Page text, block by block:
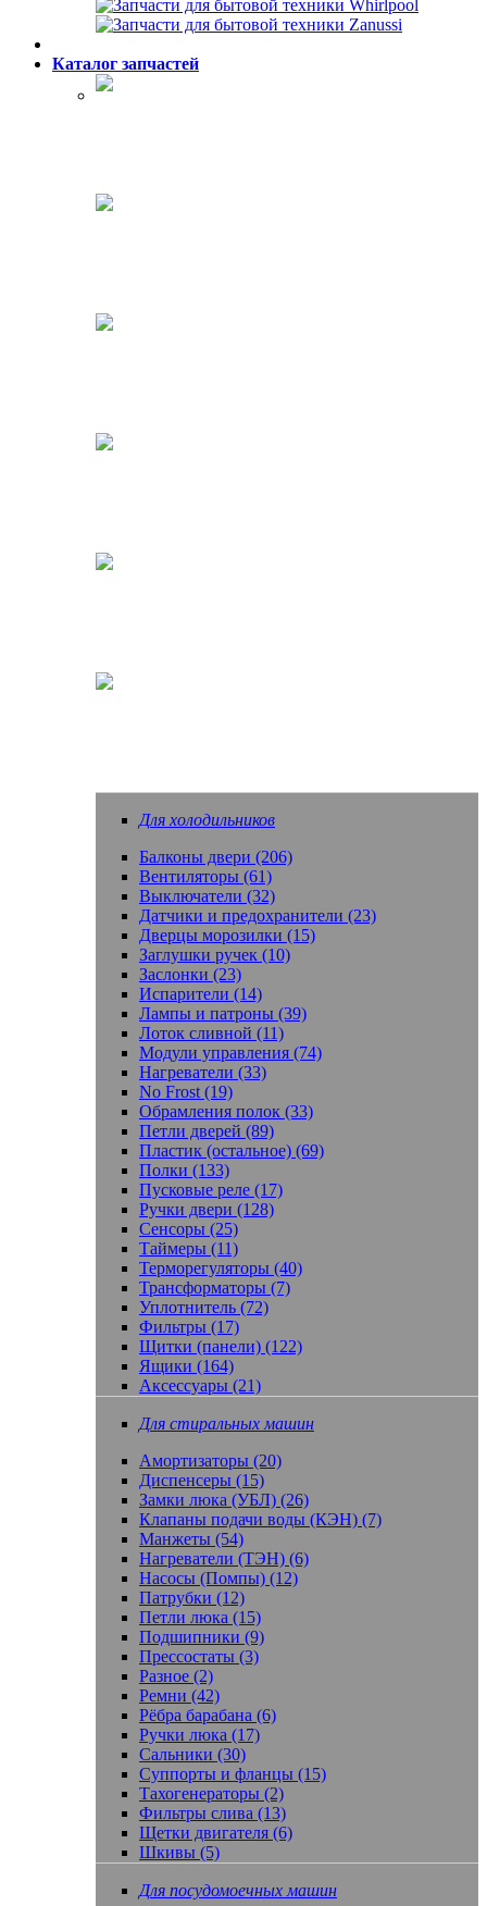
Каталог запчастей
Для холодильников
Балконы двери (206)
Вентиляторы (61)
Выключатели (32)
Датчики и предохранители (23)
Дверцы морозилки (15)
Заглушки ручек (10)
Заслонки (23)
Испарители (14)
Лампы и патроны (39)
Лоток сливной (11)
Модули управления (74)
Нагреватели (33)
No Frost (19)
Обрамления полок (33)
Петли дверей (89)
Пластик (остальное) (69)
Полки (133)
Пусковые реле (17)
Ручки двери (128)
Сенсоры (25)
Таймеры (11)
Терморегуляторы (40)
Трансформаторы (7)
Уплотнитель (72)
Фильтры (17)
Щитки (панели) (122)
Ящики (164)
Аксессуары (21)
Для стиральных машин
Амортизаторы (20)
Диспенсеры (15)
Замки люка (УБЛ) (26)
Клапаны подачи воды (КЭН) (7)
Манжеты (54)
Нагреватели (ТЭН) (6)
Насосы (Помпы) (12)
Патрубки (12)
Петли люка (15)
Подшипники (9)
Прессостаты (3)
Разное (2)
Ремни (42)
Рёбра барабана (6)
Ручки люка (17)
Сальники (30)
Суппорты и фланцы (15)
Тахогенераторы (2)
Фильтры слива (13)
Щетки двигателя (6)
Шкивы (5)
Для посудомоечных машин